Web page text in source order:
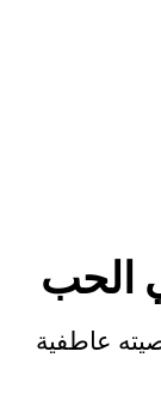
الحب
عاطفية